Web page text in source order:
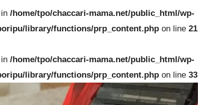
/home/tpo/chaccari-mama.net/public_html/wp-
library/functions/prp_content.php on line 21
/home/tpo/chaccari-mama.net/public_html/wp-
library/functions/prp_content.php on line 33